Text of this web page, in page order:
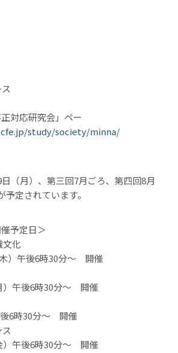
正対応研究会」ペー
study/society/minna/
（月）、第三回7月ごろ、第四回8月
定されています。
予定日＞
化
）午後6時30分～ 開催
）午後6時30分～ 開催
後6時30分～ 開催
）午後6時30分～ 開催